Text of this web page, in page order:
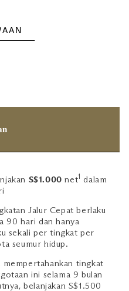
S$1.000 net1 dalam
Jalur Cepat berlaku
90 hari dan hanya
sekali per tingkat per
seumur hidup.
mempertahankan tingkat
ini selama 9 bulan
belanjakan S$1.500